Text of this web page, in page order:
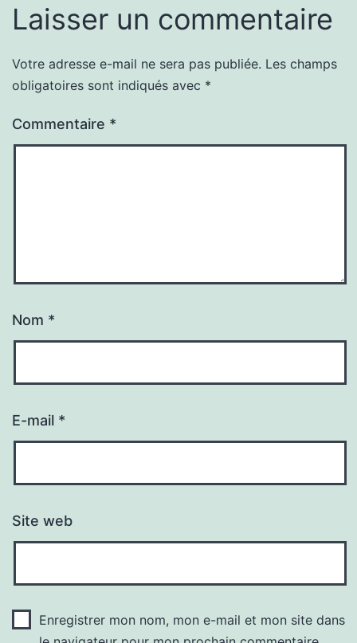
Laisser un commentaire
Votre adresse e-mail ne sera pas publiée. Les champs
obligatoires sont indiqués avec *
Commentaire *
Nom *
E-mail *
Site web
Enregistrer mon nom, mon e-mail et mon site dans